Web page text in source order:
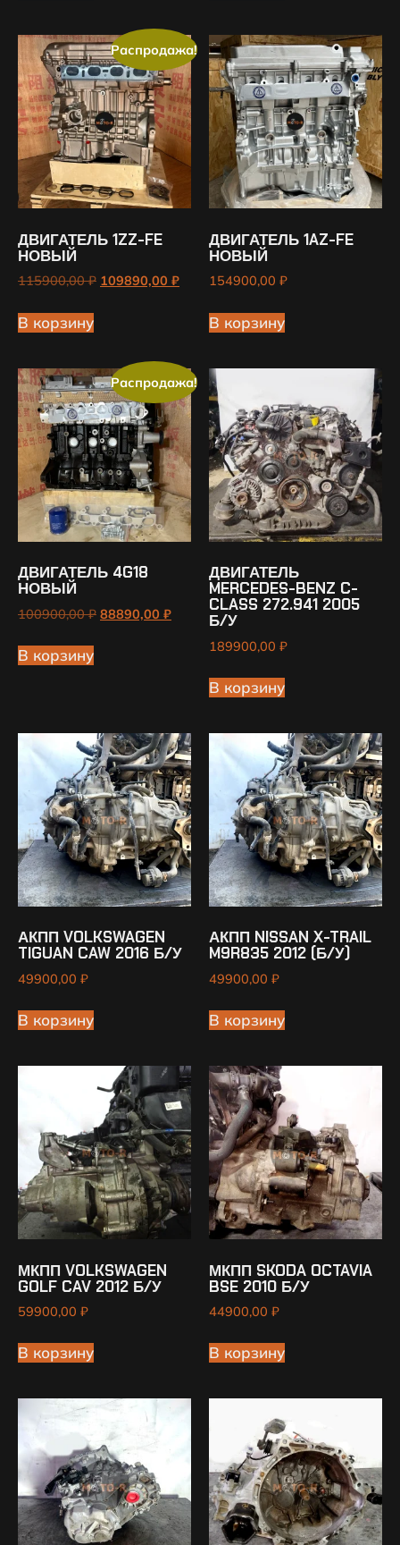
Распродажа!
ДВИГАТЕЛЬ 1ZZ-FE
НОВЫЙ
115900,00₽ 109890,00 ₽
В корзину
ДВИГАТЕЛЬ 1AZ-FE
НОВЫЙ
154900,00 ₽
В корзину
Распродажа!
ДВИГАТЕЛЬ 4G18
НОВЫЙ
100900,00₽ 88890,00 ₽
В корзину
ДВИГАТЕЛЬ
MERCEDES-BENZ C-
CLASS 272.941 2005
Б/У
189900,00 ₽
В корзину
АКПП VOLKSWAGEN
TIGUAN CAW 2016 Б/У
49900,00 ₽
В корзину
АКПП NISSAN X-TRAIL
M9R835 2012 (Б/У)
49900,00 ₽
В корзину
МКПП VOLKSWAGEN
GOLF CAV 2012 Б/У
59900,00 ₽
В корзину
МКПП SKODA OCTAVIA
BSE 2010 Б/У
44900,00 ₽
В корзину